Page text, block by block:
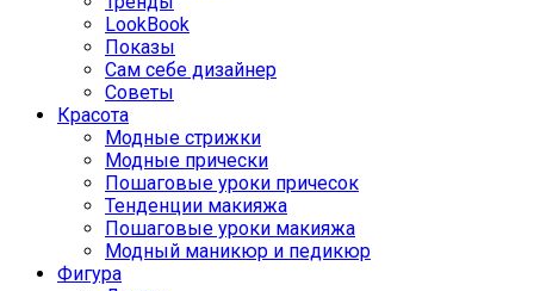
LookBook
Показы
Сам себе дизайнер
Советы
Красота
Модные стрижки
Модные прически
Пошаговые уроки причесок
Тенденции макияжа
Пошаговые уроки макияжа
Модный маникюр и педикюр
Фигура